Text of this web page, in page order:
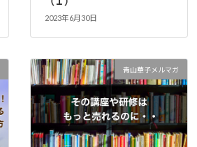
2023年6月30日
青山華子メルマガ